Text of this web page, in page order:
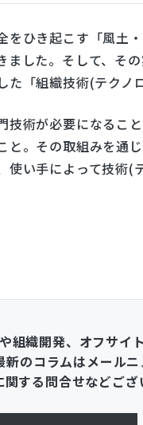
ひき起こす「風土
ました。そして、そ
「組織技術(テクノ
術が必要になるこ
と。その取組みを通
使い手によって技術
組織開発、オフサイ
新のコラムはメールニ
関する問合せなどご